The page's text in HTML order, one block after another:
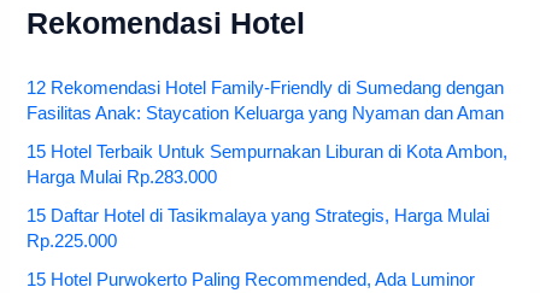
Rekomendasi Hotel
12 Rekomendasi Hotel Family-Friendly di Sumedang dengan
Fasilitas Anak: Staycation Keluarga yang Nyaman dan Aman
15 Hotel Terbaik Untuk Sempurnakan Liburan di Kota Ambon,
Harga Mulai Rp.283.000
15 Daftar Hotel di Tasikmalaya yang Strategis, Harga Mulai
Rp.225.000
15 Hotel Purwokerto Paling Recommended, Ada Luminor